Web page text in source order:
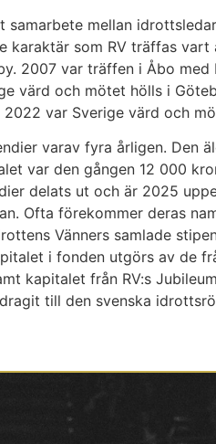
samarbete mellan
karaktär som RV träffas
2007 var träffen i Åbo med
värd och mötet hölls i
var Sverige värd och
varav fyra årligen. Den
var den gången 12 000
delats ut och är 2025
Ofta förekommer deras
Vänners samlade
i fonden utgörs av de
kapitalet från RV:s
till den svenska